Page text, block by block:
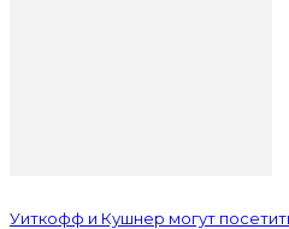
Уиткофф и Кушнер могут